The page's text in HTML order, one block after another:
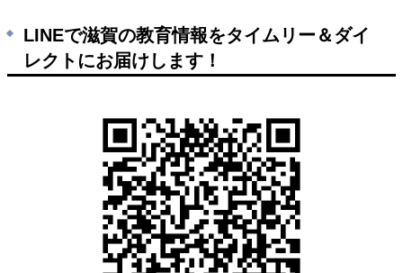
LINEで滋賀の教育情報をタイムリー＆ダイ
レクトにお届けします！